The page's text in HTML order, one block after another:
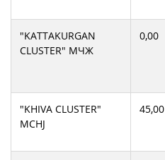
"KATTAKURGAN
CLUSTER" МЧЖ
0,00
"KHIVA CLUSTER"
MCHJ
45,00